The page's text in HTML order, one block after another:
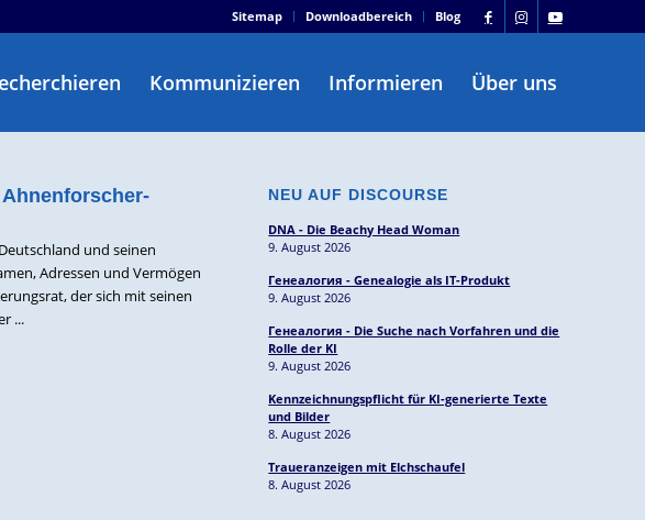
Sitemap Downloadbereich Blog
Kommunizieren Informieren Über uns
und seinen
Adressen und Vermögen
der sich mit seinen
...
NEU AUF DISCOURSE
DNA - Die Beachy Head Woman
9. August 2026
Генеалогия - Genealogie als IT-Produkt
9. August 2026
Генеалогия - Die Suche nach Vorfahren und die
Rolle der KI
9. August 2026
Kennzeichnungspflicht für KI-generierte Texte
und Bilder
8. August 2026
Traueranzeigen mit Elchschaufel
8. August 2026